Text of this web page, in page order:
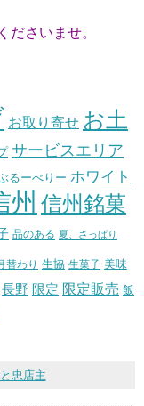
さいませ。
お取り寄せ お土
サービスエリア
ーべりー ホワイト
州 信州銘菓
品のある 夏、さっぱり
替わり 生協 生菓子 美味
長野 限定 限定販売 飯
忠店主